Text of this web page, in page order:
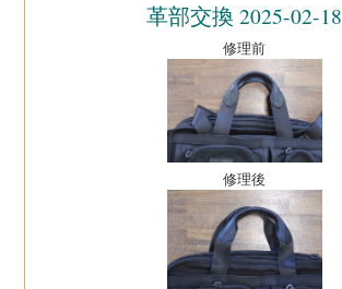
革部交換 2025-02-18
修理前
修理後